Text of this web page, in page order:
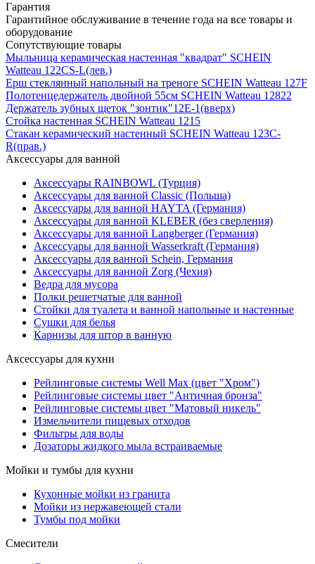
Гарантия
Гарантийное обслуживание в течение года на все товары и
оборудование
Сопутствующие товары
Мыльница керамическая настенная "квадрат" SCHEIN
Watteau 122CS-L(лев.)
Ерш стеклянный напольный на треноге SCHEIN Watteau 127F
Полотенцедержатель двойной 55см SCHEIN Watteau 12822
Держатель зубных щеток "зонтик"12Е-1(вверх)
Стойка настенная SCHEIN Watteau 1215
Стакан керамический настенный SCHEIN Watteau 123C-
R(прав.)
Аксессуары для ванной
Аксессуары RAINBOWL (Турция)
Аксессуары для ванной Classic (Польша)
Аксессуары для ванной HAYTA (Германия)
Аксессуары для ванной KLEBER (без сверления)
Аксессуары для ванной Langberger (Германия)
Аксессуары для ванной Wasserkraft (Германия)
Аксессуары для ванной Schein, Германия
Аксессуары для ванной Zorg (Чехия)
Ведра для мусора
Полки решетчатые для ванной
Стойки для туалета и ванной напольные и настенные
Сушки для белья
Карнизы для штор в ванную
Аксессуары для кухни
Рейлинговые системы Well Max (цвет "Хром")
Рейлинговые системы цвет "Античная бронза"
Рейлинговые системы цвет "Матовый никель"
Измельчители пищевых отходов
Фильтры для воды
Дозаторы жидкого мыла встраиваемые
Мойки и тумбы для кухни
Кухонные мойки из гранита
Мойки из нержавеющей стали
Тумбы под мойки
Смесители